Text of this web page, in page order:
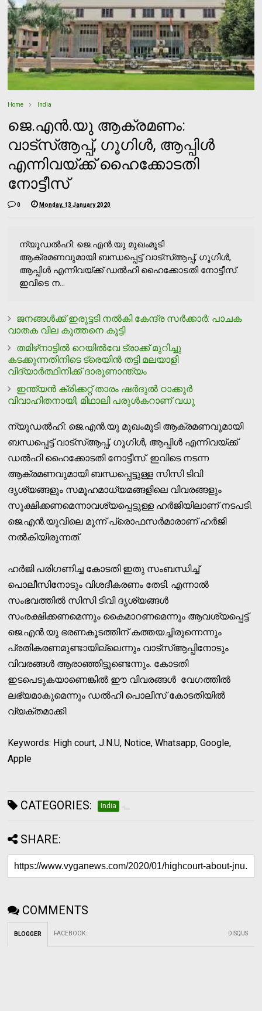
Home India
ജെ.എന്‍.യു ആക്രമണം:
വാട്‌സ്ആപ്പ്, ഗൂഗിള്‍, ആപ്പിള്‍
എന്നിവയ്ക്ക് ഹൈക്കോടതി
നോട്ടീസ്
0 Monday, 13 January 2020
ന്യൂഡല്‍ഹി: ജെ.എന്‍.യു മുഖംമൂടി
ആക്രമണവുമായി ബന്ധപ്പെട്ട് വാട്‌സ്ആപ്പ്, ഗൂഗിള്‍,
ആപ്പിള്‍ എന്നിവയ്ക്ക് ഡല്‍ഹി ഹൈക്കോടതി നോട്ടീസ്.
ഇവിടെ ന...
ജനങ്ങള്‍ക്ക് ഇരുട്ടടി നല്‍കി കേന്ദ്ര സര്‍ക്കാര്‍: പാചക
വാതക വില കുത്തനെ കൂട്ടി
തമിഴ്‌നാട്ടില്‍ റെയില്‍വേ ട്രാക്ക് മുറിച്ചു
കടക്കുന്നതിനിടെ ട്രെയിന്‍ തട്ടി മലയാളി
വിദ്യാര്‍ത്ഥിനിക്ക് ദാരുണാന്ത്യം
ഇന്ത്യന്‍ ക്രിക്കറ്റ് താരം ഷര്‍ദുല്‍ ഠാക്കുര്‍
വിവാഹിതനായി; മിഥാലി പരുള്‍കറാണ് വധു
ന്യൂഡല്‍ഹി: ജെ.എന്‍.യു മുഖംമൂടി ആക്രമണവുമായി
ബന്ധപ്പെട്ട് വാട്‌സ്ആപ്പ്, ഗൂഗിള്‍, ആപ്പിള്‍ എന്നിവയ്ക്ക്
ഡല്‍ഹി ഹൈക്കോടതി നോട്ടീസ്. ഇവിടെ നടന്ന
ആക്രമണവുമായി ബന്ധപ്പെട്ടുള്ള സിസി ടിവി
ദൃശ്യങ്ങളും സമൂഹമാധ്യമങ്ങളിലെ വിവരങ്ങളും
സൂക്ഷിക്കണമെന്നാവശ്യപ്പെട്ടുള്ള ഹര്‍ജിയിലാണ് നടപടി.
ജെ.എന്‍.യുവിലെ മൂന്ന് പ്രൊഫസര്‍മാരാണ് ഹര്‍ജി
നല്‍കിയിരുന്നത്.
ഹര്‍ജി പരിഗണിച്ച കോടതി ഇതു സംബന്ധിച്ച്
പൊലീസിനോടും വിശദീകരണം തേടി. എന്നാല്‍
സംഭവത്തില്‍ സിസി ടിവി ദൃശ്യങ്ങള്‍
സംരക്ഷിക്കണമെന്നും കൈമാറണമെന്നും ആവശ്യപ്പെട്ട്
ജെ.എന്‍.യു ഭരണകൂടത്തിന് കത്തയച്ചിരുന്നെന്നും
പ്രതികരണമുണ്ടായില്ലെന്നും വാട്‌സ്ആപ്പിനോടും
വിവരങ്ങള്‍ ആരാഞ്ഞിട്ടുണ്ടെന്നും. കോടതി
ഇടപെടുകയാണെങ്കില്‍ ഈ വിവരങ്ങള്‍ വേഗത്തില്‍
ലഭ്യമാകുമെന്നും ഡല്‍ഹി പൊലീസ് കോടതിയില്‍
വ്യക്തമാക്കി.
Keywords: High court, J.N.U, Notice, Whatsapp, Google,
Apple
CATEGORIES: India
SHARE:
COMMENTS
BLOGGER FACEBOOK: DISQUS